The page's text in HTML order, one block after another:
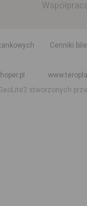
Cenniki
hoper.pl
stworzonych